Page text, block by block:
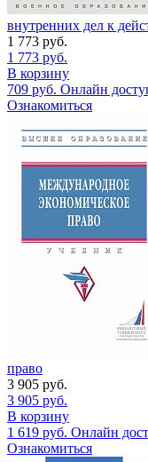
внутренних дел к
1 773 руб.
1 773 руб.
В корзину
709 руб. Онлайн
Ознакомиться
право
3 905 руб.
3 905 руб.
В корзину
1 619 руб. Онлайн
Ознакомиться